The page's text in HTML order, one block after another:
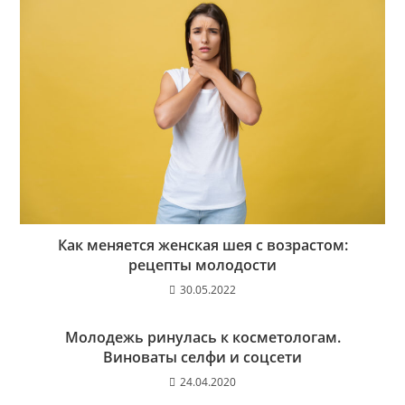
Как меняется женская шея с возрастом:
рецепты молодости
30.05.2022
Молодежь ринулась к косметологам.
Виноваты селфи и соцсети
24.04.2020